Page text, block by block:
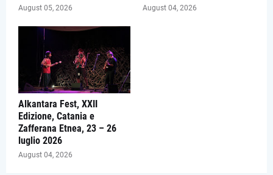
August 05, 2026 August 04, 2026
Alkantara Fest, XXII
Edizione, Catania e
Zafferana Etnea, 23 – 26
luglio 2026
August 04, 2026